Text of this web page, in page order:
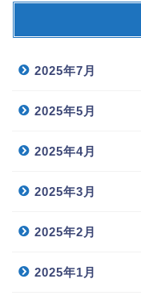
2025年7月
2025年5月
2025年4月
2025年3月
2025年2月
2025年1月